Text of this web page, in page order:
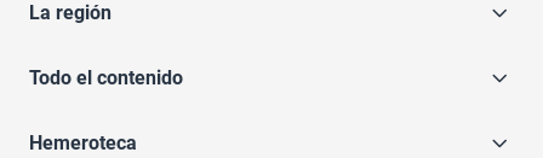
La región
Todo el contenido
Hemeroteca